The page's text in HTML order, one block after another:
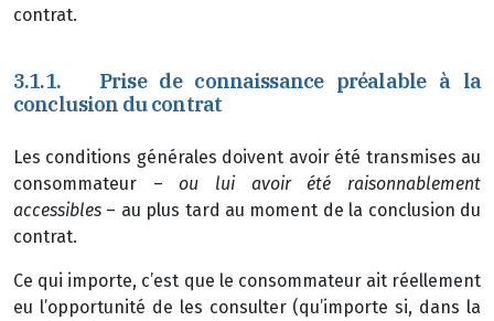
contrat.
3.1.1. Prise de connaissance préalable à la
conclusion du contrat
Les conditions générales doivent avoir été transmises au
consommateur –ou lui avoir été raisonnablement
accessibles – au plus tard au moment de la conclusion du
contrat.
Ce qui importe, c’est que le consommateur ait réellement
eu l’opportunité de les consulter (qu’importe si, dans la